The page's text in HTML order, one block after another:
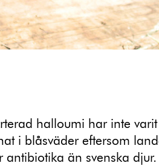
halloumi har inte varit
i blåsväder eftersom
än svenska djur.